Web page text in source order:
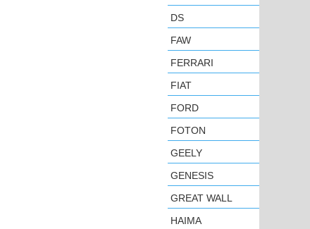
DS
FAW
FERRARI
FIAT
FORD
FOTON
GEELY
GENESIS
GREAT WALL
HAIMA